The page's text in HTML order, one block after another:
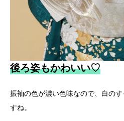
後ろ姿もかわいい♡
振袖の色が濃い色味なので、白の
すね。